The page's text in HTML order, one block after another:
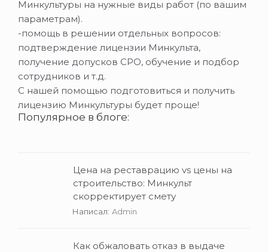
Минкультуры на нужные виды работ (по вашим
параметрам).
-помощь в решении отдельных вопросов:
подтверждение лицензии Минкульта,
получение допусков СРО, обучение и подбор
сотрудников и т.д.
С нашей помощью подготовиться и получить
лицензию Минкультуры будет проще!
Популярное в блоге:
Цена на реставрацию vs цены на
строительство: Минкульт
скорректирует смету
Написал: Admin
Как обжаловать отказ в выдаче